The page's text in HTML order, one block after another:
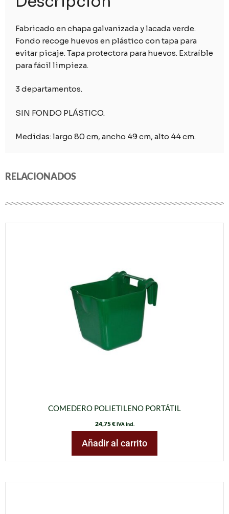
Fabricado en chapa galvanizada y lacada verde.
Fondo recoge huevos en plástico con tapa para
evitar picaje. Tapa protectora para huevos. Extraíble
para fácil limpieza.
3 departamentos.
SIN FONDO PLÁSTICO.
Medidas: largo 80 cm, ancho 49 cm, alto 44 cm.
RELACIONADOS
COMEDERO POLIETILENO PORTÁTIL
24,75€ IVA incl.
Añadir al carrito